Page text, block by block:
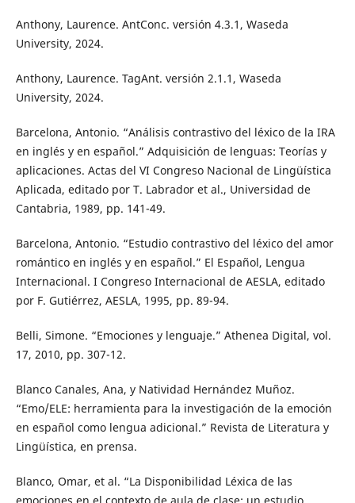
Anthony, Laurence. AntConc. versión 4.3.1, Waseda
University, 2024.
Anthony, Laurence. TagAnt. versión 2.1.1, Waseda
University, 2024.
Barcelona, Antonio. “Análisis contrastivo del léxico de la IRA
en inglés y en español.” Adquisición de lenguas: Teorías y
aplicaciones. Actas del VI Congreso Nacional de Lingüística
Aplicada, editado por T. Labrador et al., Universidad de
Cantabria, 1989, pp. 141-49.
Barcelona, Antonio. “Estudio contrastivo del léxico del amor
romántico en inglés y en español.” El Español, Lengua
Internacional. I Congreso Internacional de AESLA, editado
por F. Gutiérrez, AESLA, 1995, pp. 89-94.
Belli, Simone. “Emociones y lenguaje.” Athenea Digital, vol.
17, 2010, pp. 307-12.
Blanco Canales, Ana, y Natividad Hernández Muñoz.
“Emo/ELE: herramienta para la investigación de la emoción
en español como lengua adicional.” Revista de Literatura y
Lingüística, en prensa.
Blanco, Omar, et al. “La Disponibilidad Léxica de las